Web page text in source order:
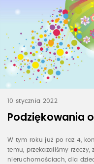
10 stycznia 2022
Podziękowania
W tym roku już po raz 4,
temu, przekazaliśmy
nieruchomościach, dla